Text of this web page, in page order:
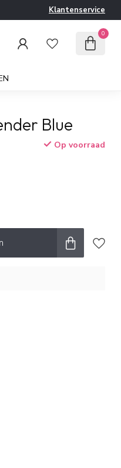
Klantenservice
0
Blue
Op voorraad